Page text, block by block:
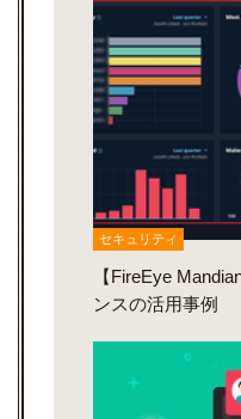
セキュリティ
【FireEye
ンスの活用事例